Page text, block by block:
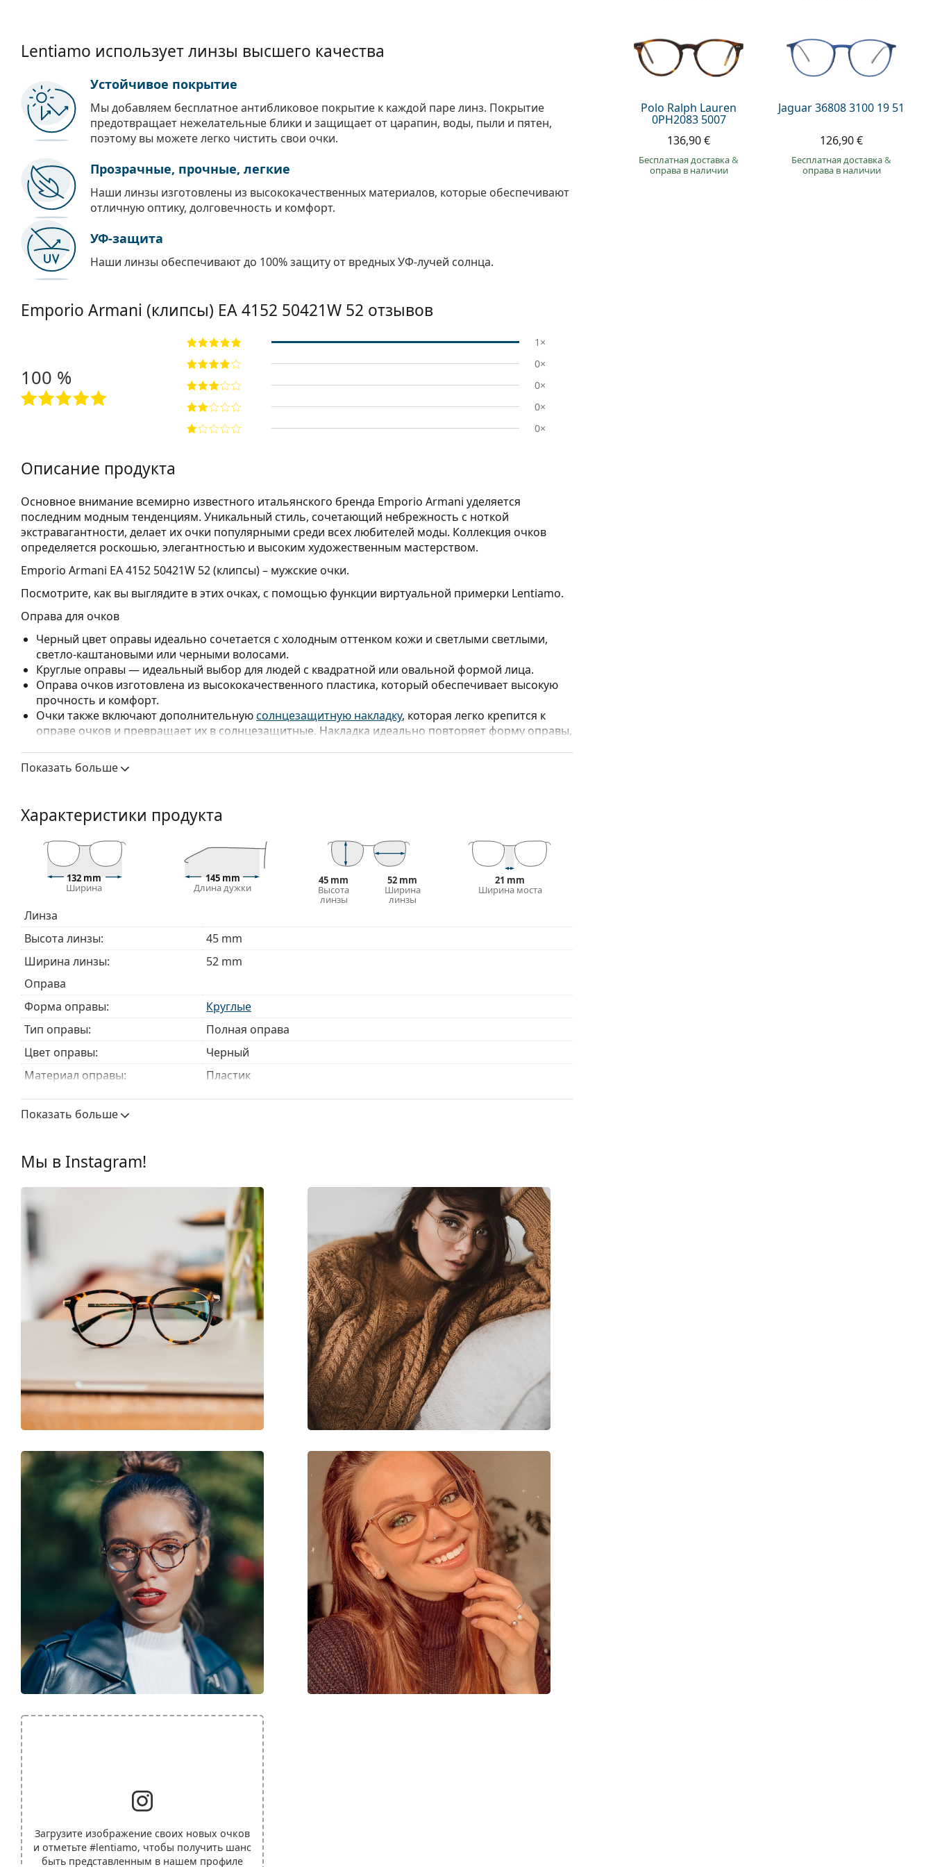
Polo Ralph Lauren
0PH2083 5007
136,90 €
Бесплатная доставка&
оправа в наличии
Jaguar 36808 3100 19 51
126,90 €
Бесплатная доставка&
оправа в наличии
Lentiamo использует линзы высшего качества
Устойчивое покрытие
Мы добавляем бесплатное антибликовое покрытие к каждой паре линз. Покрытие
предотвращает нежелательные блики и защищает от царапин, воды, пыли и пятен,
поэтому вы можете легко чистить свои очки.
Прозрачные, прочные, легкие
Наши линзы изготовлены из высококачественных материалов, которые обеспечивают
отличную оптику, долговечность и комфорт.
УФ-защита
Наши линзы обеспечивают до 100% защиту от вредных УФ-лучей солнца.
Emporio Armani (клипсы) EA 4152 50421W 52 отзывов
100 %
1×
0×
0×
0×
0×
Описание продукта
Основное внимание всемирно известного итальянского бренда Emporio Armani уделяется
последним модным тенденциям. Уникальный стиль, сочетающий небрежность с ноткой
экстравагантности, делает их очки популярными среди всех любителей моды. Коллекция очков
определяется роскошью, элегантностью и высоким художественным мастерством.
Emporio Armani EA 4152 50421W 52 (клипсы)– мужские очки.
Посмотрите, как вы выглядите в этих очках, с помощью функции виртуальной примерки Lentiamo.
Оправа для очков
Черный цвет оправы идеально сочетается с холодным оттенком кожи и светлыми светлыми,
светло-каштановыми или черными волосами.
Круглые оправы — идеальный выбор для людей с квадратной или овальной формой лица.
Оправа очков изготовлена из высококачественного пластика, который обеспечивает высокую
прочность и комфорт.
Очки также включают дополнительнуюсолнцезащитную накладку, которая легко крепится к
оправе очков и превращает их в солнцезащитные. Накладка идеально повторяет форму оправы,
необходимо выбрать более тонкую версию линз, чтобы накладка не касалась передней
сферической поверхности линз и правильно сидела на оправе.
повреждений. Этот тип оправы подходит для всех линз, включая более толстые с более
высокими оптическими характеристиками.
Аксессуары
Мы доставляем очки в оригинальном футляре. Цвет и дизайн футляра могут отличаться.
Прилагаемая салфетка идеально подходит для чистки и ухода за очками. Некоторые модели
могут поставляться с тканевым мешочком вместо салфетки.
Изучите полный ассортимент
очков , чтобы найти больше стилей, или ознакомьтесь с нашим
руководством по очкам, если вам нужна помощь в выборе.
Показать больше
Характеристики продукта
132 mm
Ширина
145 mm
Длина дужки
45 mm
Высота
линзы
52 mm
Ширина
линзы
21 mm
Ширина моста
Линза
Высота линзы:
45 mm
Ширина линзы:
52 mm
Оправа
Форма оправы:
Круглые
Тип оправы:
Полная оправа
Цвет оправы:
Черный
Материал оправы:
Пластик
Размер:
M
Ширина:
Ширина моста:
Вес:
200 г
Регулируемые носоупоры:
Нет
Накладка:
Да
Аксессуары
Футляр:
Да
Салфетка для чистки:
Да
Категория:
Очки по рецепту
Бренд:
Emporio Armani
Показать больше
Мы в Instagram!
Загрузите изображение своих новых очков
и отметьте #lentiamo, чтобы получить шанс
быть представленным в нашем профиле